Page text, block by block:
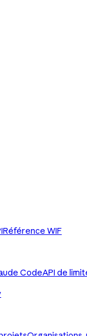
Référence WIF
CodeAPI de